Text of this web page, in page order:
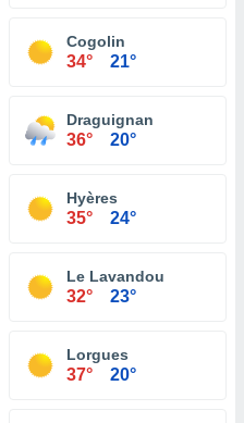
Cogolin
34° 21°
Draguignan
36° 20°
Hyères
35° 24°
Le Lavandou
32° 23°
Lorgues
37° 20°